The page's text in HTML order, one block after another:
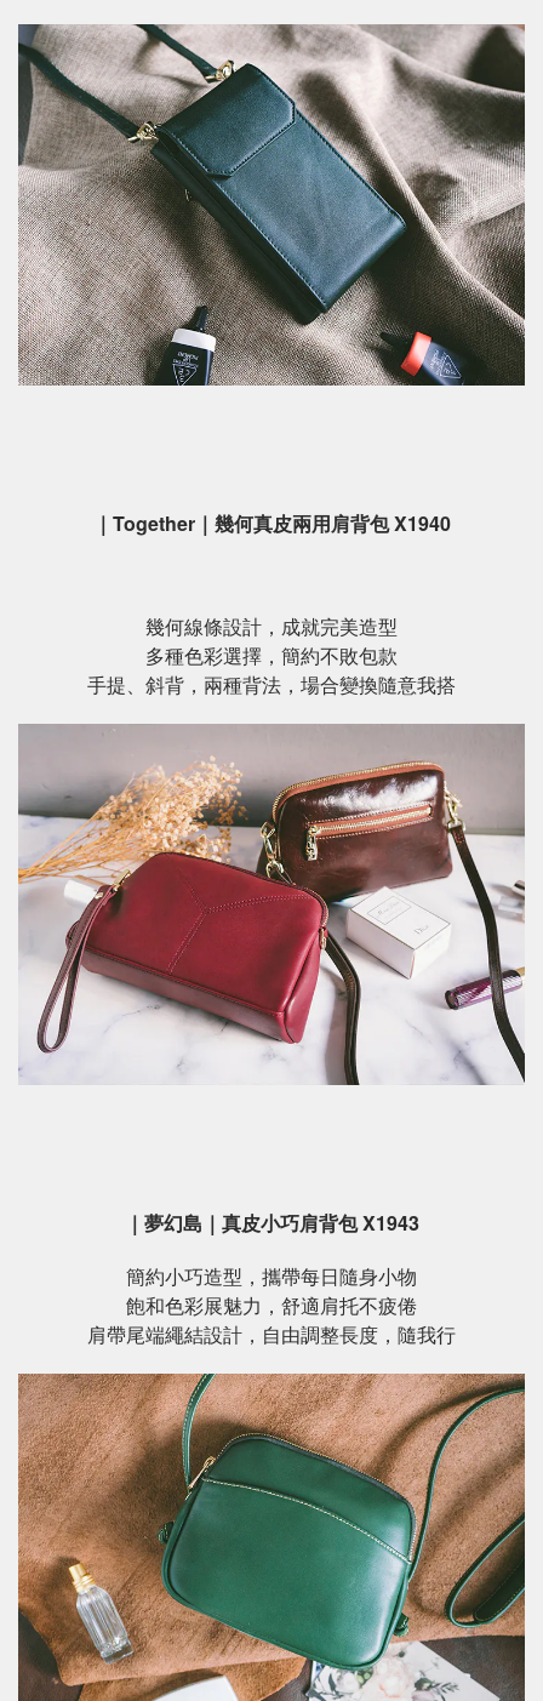
｜Together｜幾何真皮兩用肩背包 X1940
幾何線條設計，成就完美造型
多種色彩選擇，簡約不敗包款
手提、斜背，兩種背法，場合變換隨意我搭
｜夢幻島｜真皮小巧肩背包 X1943
簡約小巧造型，攜帶每日隨身小物
飽和色彩展魅力，舒適肩托不疲倦
肩帶尾端繩結設計，自由調整長度，隨我行